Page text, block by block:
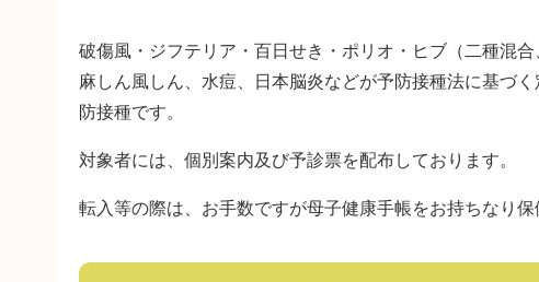
破傷風・ジフテリア・百日せき・ポリオ・ヒブ（二種混
麻しん風しん、水痘、日本脳炎などが予防接種法に基づ
防接種です。
対象者には、個別案内及び予診票を配布しております。
転入等の際は、お手数ですが母子健康手帳をお持ちなり保